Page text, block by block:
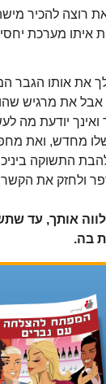
רוצה להכיר
איתו מערכת
לך את אותו הגבר
אבל את מרגיש
ואינך יודעת מה
מחדש, ואת
התשוקה
ולחזק את
אותך, עד
בה.